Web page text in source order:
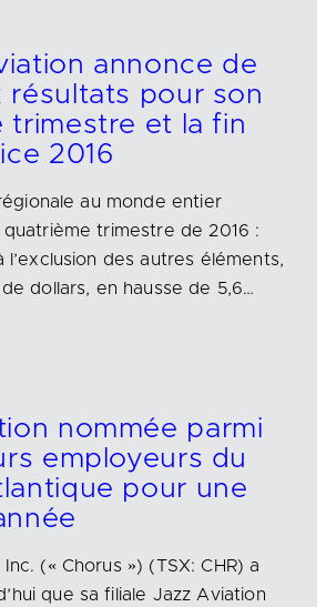
annonce de
résultats pour son
trimestre et la fin
2016
au monde entier
trimestre de 2016 :
l’exclusion des autres éléments,
dollars, en hausse de 5,6…
nommée parmi
employeurs du
pour une
(« Chorus ») (TSX: CHR) a
que sa filiale Jazz Aviation